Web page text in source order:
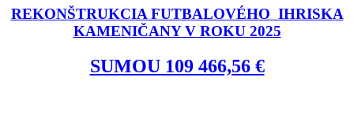
REKONŠTRUKCIA FUTBALOVÉHO IHRISKA
KAMENIČANY V ROKU 2025
SUMOU 109 466,56 €